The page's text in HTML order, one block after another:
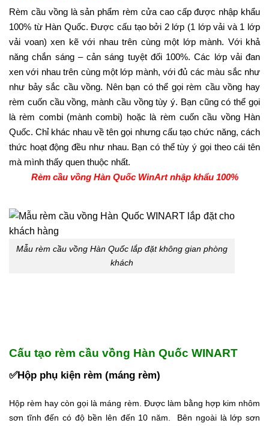
Rèm cầu vồng là sản phẩm rèm cửa cao cấp được nhập khẩu
100% từ Hàn Quốc. Được cấu tạo bởi 2 lớp (1 lớp vải và 1 lớp
vải voan) xen kẽ với nhau trên cùng một lớp mành. Với khả
năng chắn sáng – cản sáng tuyệt đối 100%.Các lớp vải đan
xen với nhau trên cùng một lớp mành, với đủ các màu sắc như
như bảy sắc cầu vồng. Nên bạn có thể gọi rèm cầu vồng hay
rèm cuốn cầu vồng, mành cầu vồng tùy ý. Bạn cũng có thể gọi
là rèm combi (mành combi) hoặc là rèm cuốn cầu vồng Hàn
Quốc. Chỉ khác nhau về tên gọi nhưng cấu tạo chức năng, cách
thức hoạt động đều như nhau. Bạn có thể tùy ý gọi theo cái tên
mà mình thấy quen thuộc nhất.
Rèm cầu vồng Hàn Quốc WinArt nhập khẩu 100%
Mẫu rèm cầu vồng Hàn Quốc lắp đặt không gian phòng
khách
Cấu tạo rèm cầu vồng Hàn Quốc WINART
✅Hộp phụ kiện rèm (máng rèm)
Hộp rèm hay còn gọi là máng rèm. Được làm bằng hợp kim nhôm
sơn tĩnh đến có độ bền lên đến 10 năm. Bên ngoài là lớp sơn